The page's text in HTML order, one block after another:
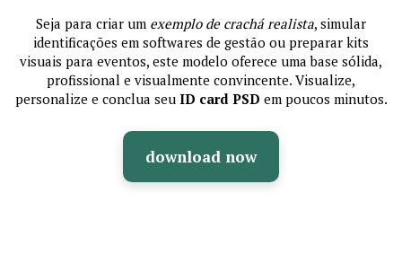
Seja para criar um exemplo de crachá realista, simular
identificações em softwares de gestão ou preparar kits
visuais para eventos, este modelo oferece uma base sólida,
profissional e visualmente convincente. Visualize,
personalize e conclua seu ID card PSD em poucos minutos.
download now